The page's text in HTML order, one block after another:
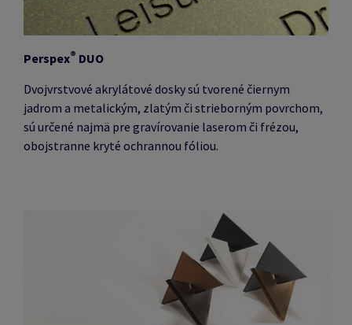
Perspex® DUO
Dvojvrstvové akrylátové dosky sú tvorené čiernym
jadrom a metalickým, zlatým či strieborným povrchom,
sú určené najmä pre gravírovanie laserom či frézou,
obojstranne kryté ochrannou fóliou.